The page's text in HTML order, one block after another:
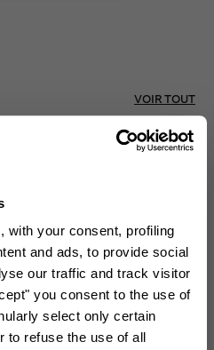
with your consent, profiling
and ads, to provide social
our traffic and track visitor
you consent to the use of
select only certain
to refuse the use of all
VOIR TOUT